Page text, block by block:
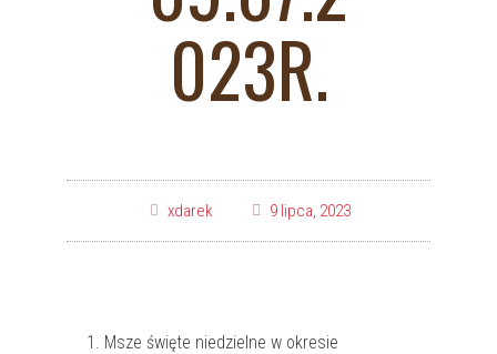
023R.
xdarek 9 lipca, 2023
Msze święte niedzielne w okresie